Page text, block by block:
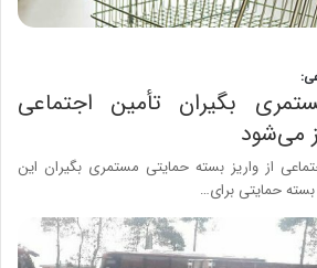
بگیران تأمین اجتماعی
از واریز بسته حمایتی مستمری بگیران این
حمایتی برای…